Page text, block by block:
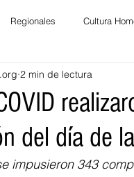
Regionales Cultura
Guajira Cesar
Mayores
del día de
2 min de lectura
impusieron 343